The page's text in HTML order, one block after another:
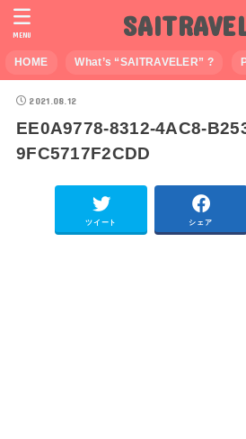
HOME What’s “SAITRAVELER” ?
MENU
2021.08.12
EE0A9778-8312-4AC8-
9FC5717F2CDD
ツイート シェア